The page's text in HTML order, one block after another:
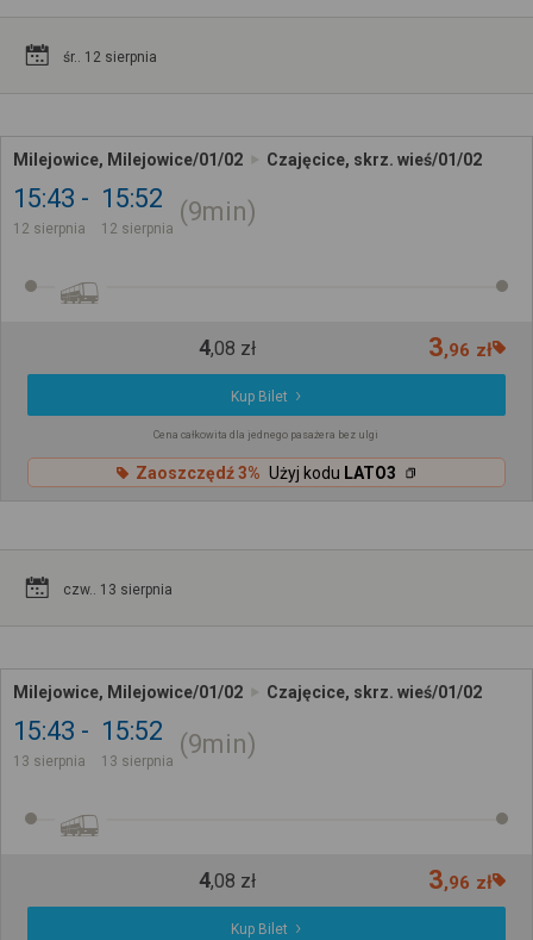
śr.. 12 sierpnia
Milejowice, Milejowice/01/02 Czajęcice, skrz. wieś/01/02
15:43
12 sierpnia
15:52
12 sierpnia
9min
4,08 zł 3,96 zł
Kup Bilet
Cena całkowita dla jednego pasażera bez ulgi
Zaoszczędź 3% Użyj kodu LATO3
czw.. 13 sierpnia
Milejowice, Milejowice/01/02 Czajęcice, skrz. wieś/01/02
15:43
13 sierpnia
15:52
13 sierpnia
9min
4,08 zł 3,96 zł
Kup Bilet